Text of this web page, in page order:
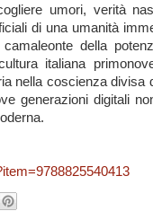
umori, verità
di una umanità
della
italiana
nella coscienza divisa
generazioni digitali